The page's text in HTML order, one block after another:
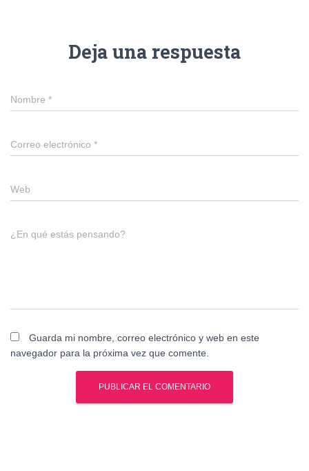
Deja una respuesta
Nombre *
Correo electrónico *
Web
¿En qué estás pensando?
Guarda mi nombre, correo electrónico y web en este
navegador para la próxima vez que comente.